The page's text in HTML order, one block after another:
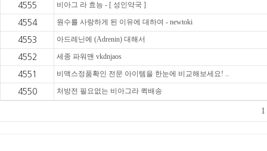
4555 비아그 라 효능 - [ 성인약국 ]
4554 원수를 사랑하게 된 이유에 대하여 - newtoki
4553 아드레닌에 (Adrenin) 대해서
4552 세종 파워맨 vkdnjaos
4551 비맥스정품확인 전문 아이템을 한눈에 비교해보세요! ..
4550 처방전 필요없는 비아그라 퀵배송
1